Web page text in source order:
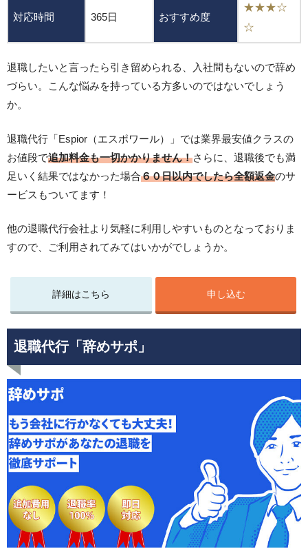
対応時間 365日 おすすめ度
★★★☆
☆
退職したいと言ったら引き留められる、入社間もないので辞め
づらい。こんな悩みを持っている方多いのではないでしょう
か。
退職代行「Espior（エスポワール）」では業界最安値クラスの
お値段で追加料金も一切かかりません！さらに、退職後でも満
足いく結果ではなかった場合６０日以内でしたら全額返金のサ
ービスもついてます！
他の退職代行会社より気軽に利用しやすいものとなっておりま
すので、ご利用されてみてはいかがでしょうか。
詳細はこちら 申し込む
退職代行「辞めサポ」